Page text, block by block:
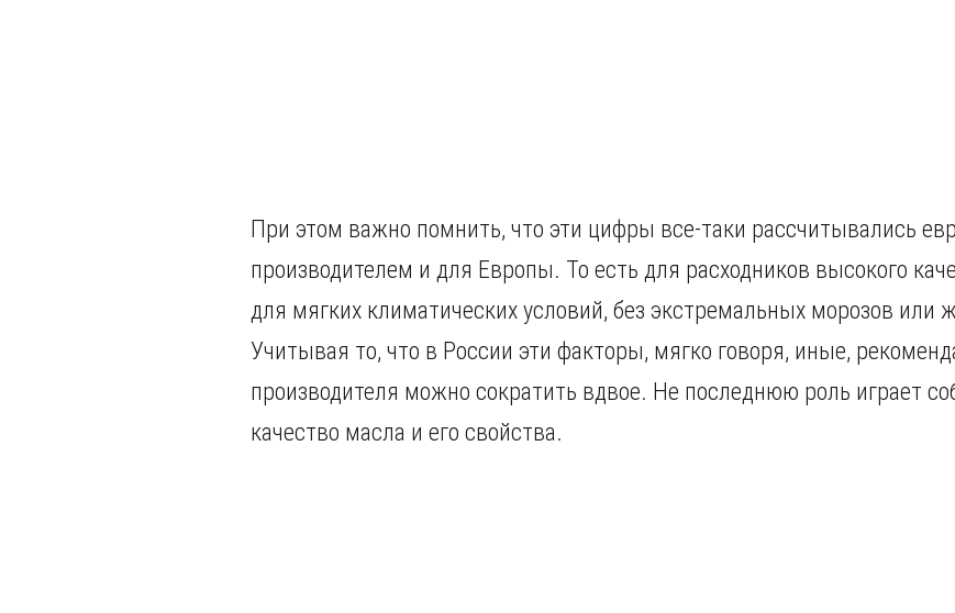
При этом важно помнить, что эти цифры все-таки рассчитывались
производителем и для Европы. То есть для расходников высокого
для мягких климатических условий, без экстремальных морозов или
Учитывая то, что в России эти факторы, мягко говоря, иные,
производителя можно сократить вдвое. Не последнюю роль играет
качество масла и его свойства.